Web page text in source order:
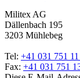
Militex AG
Dällenbach 195
3203 Mühlebeg
Tel: +41 031 751
Fax: +41 031 751